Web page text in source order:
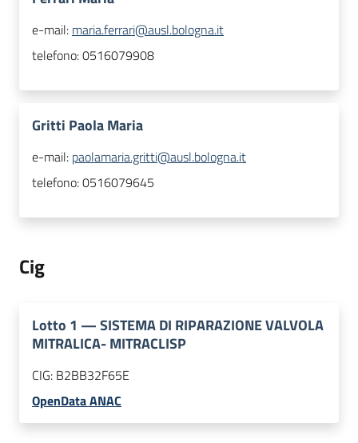
e-mail: maria.ferrari@ausl.bologna.it
telefono:0516079908
Gritti Paola Maria
e-mail: paolamaria.gritti@ausl.bologna.it
telefono:0516079645
Cig
Lotto 1 —SISTEMA DI RIPARAZIONE VALVOLA
MITRALICA- MITRACLISP
CIG: B2BB32F65E
OpenData ANAC